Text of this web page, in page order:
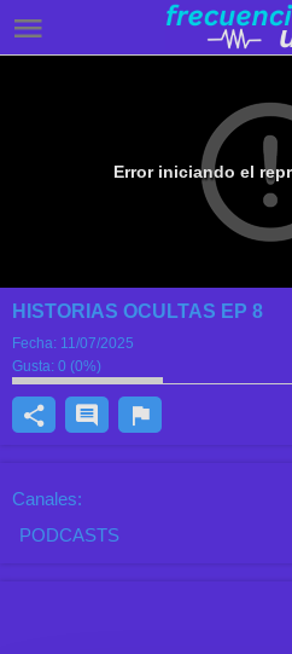
Error iniciando el
HISTORIAS OCULTAS EP 8
Fecha: 11/07/2025
Gusta: 0 (0%)
Canales:
PODCASTS